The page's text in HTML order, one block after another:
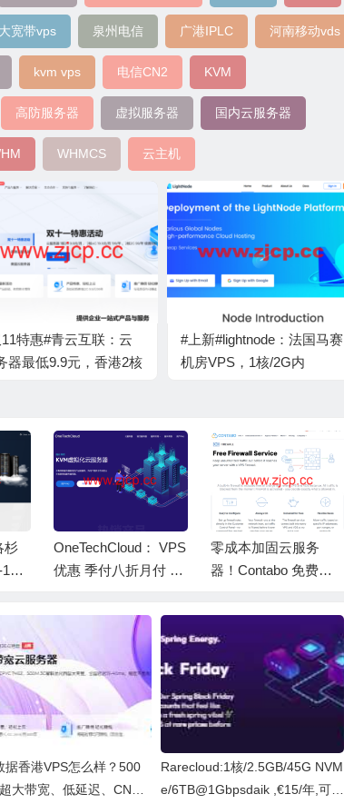
宽带vps 泉州电信 广港IPLC 河南移动vds
kvm vps 电信CN2 KVM
高防服务器 虚拟服务器 国内云服务器
WHMCS 云主机
特惠#青云互联：云
器最低9.9元，香港2核
#上新#lightnode：法国马赛
机房VPS，1核/2G内
杉
OneTechCloud： VPS
优惠 季付八折月付 9
N2 GIA/9929/4837 香
港 CN2/CMI 英国双 I
SP 原生 IP
零成本加固云服务
器！Contabo 免费内
据香港VPS怎么样？500
大带宽、低延迟、CN2
Rarecloud:1核/2.5GB/45G NVM
e/6TB@1Gbpsdaik ,€15/年,可选